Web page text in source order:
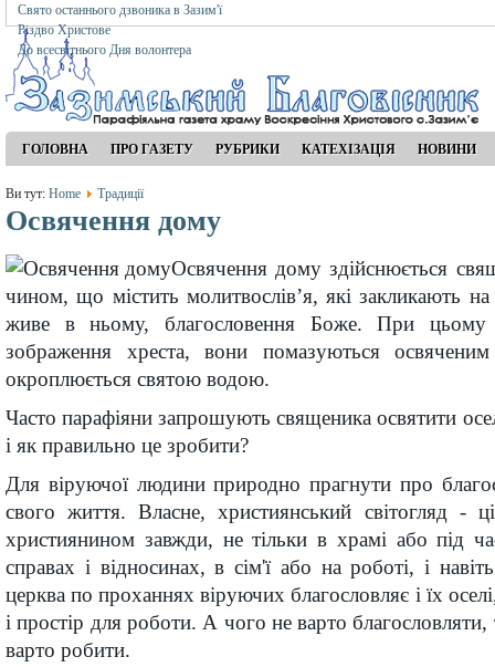
Свято останнього дзвоника в Зазим'ї
Різдво Христове
До всесвітнього Дня волонтера
ГОЛОВНА ПРО ГАЗЕТУ РУБРИКИ КАТЕХІЗАЦІЯ НОВИНИ
Ви тут: Home Традиції
Освячення дому
Освячення дому здійснюється
чином, що містить молитвослів’я, які закликають
живе в ньому, благословення Боже. При цьому
зображення хреста, вони помазуються
окроплюється святою водою.
Часто парафіяни запрошують священика освятити
і як правильно це зробити?
Для віруючої людини природно прагнути про
свого життя. Власне, християнський світогляд -
християнином завжди, не тільки в храмі або під
справах і відносинах, в сім'ї або на роботі, і
церква по проханнях віруючих благословляє і їх
і простір для роботи. А чого не варто благословляти,
варто робити.